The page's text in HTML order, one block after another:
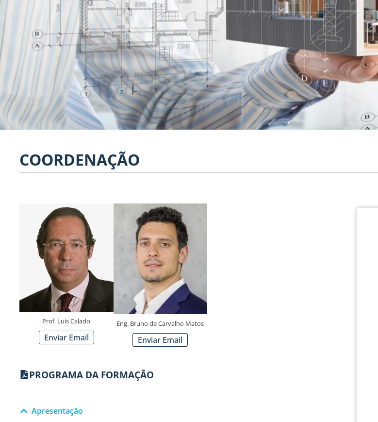
COORDENAÇÃO
Prof. Luís Calado
Enviar Email
Eng. Bruno de Carvalho Matos
Enviar Email
PROGRAMA DA FORMAÇÃO
Apresentação